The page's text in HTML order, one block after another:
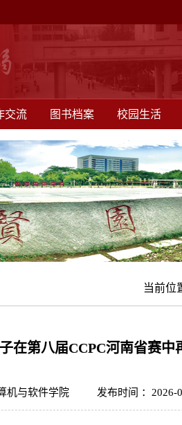
交流 图书档案 校园生活
当前位
在第八届CCPC河南省赛中
机与软件学院 发布时间 ：2026-